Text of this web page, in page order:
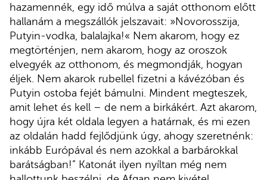
hazamennék, egy idő múlva a saját otthonom előtt
hallanám a megszállók jelszavait: »Novorosszija,
Putyin-vodka, balalajka!« Nem akarom, hogy ez
megtörténjen, nem akarom, hogy az oroszok
elvegyék az otthonom, és megmondják, hogyan
éljek. Nem akarok rubellel fizetni a kávézóban és
Putyin ostoba fejét bámulni. Mindent megteszek,
amit lehet és kell – de nem a birkákért. Azt akarom,
hogy újra két oldala legyen a határnak, és mi ezen
az oldalán hadd fejlődjünk úgy, ahogy szeretnénk:
inkább Európával és nem azokkal a barbárokkal
barátságban!” Katonát ilyen nyíltan még nem